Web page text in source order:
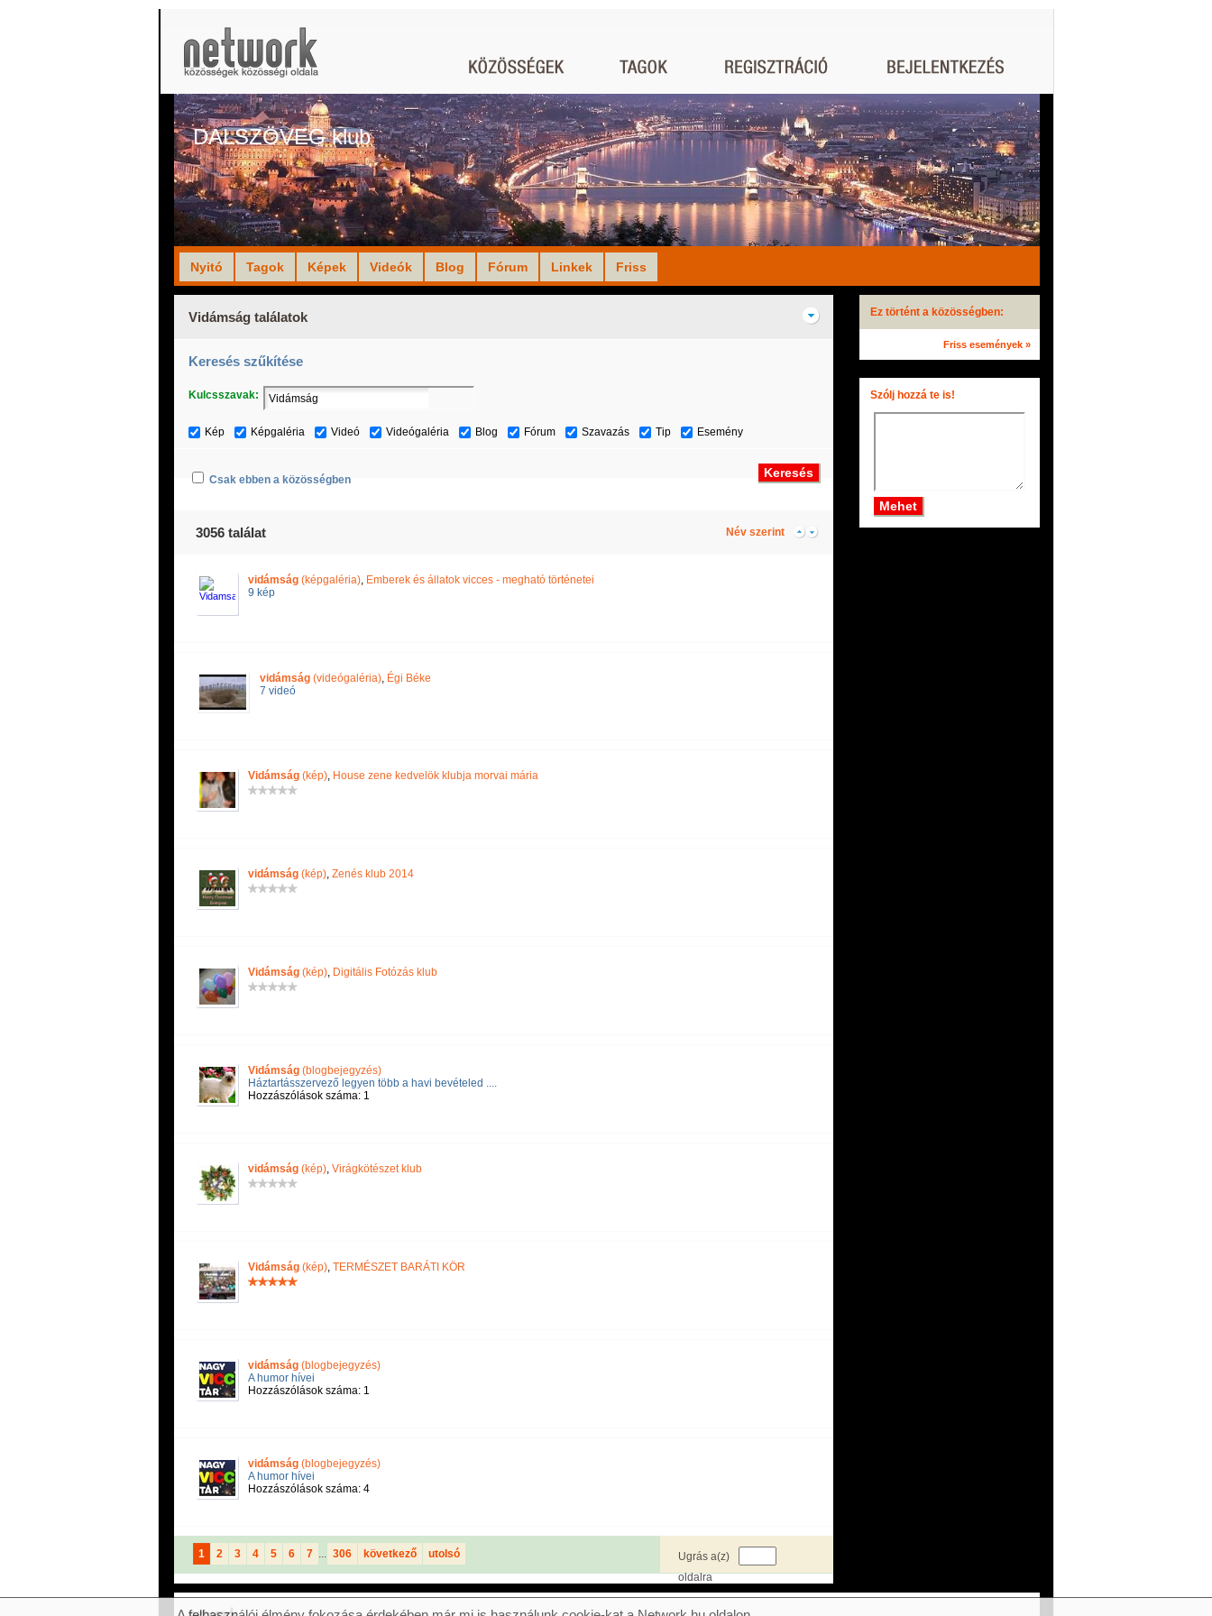
DALSZÖVEG klub
Nyitó Tagok Képek Videók Blog Fórum Linkek Friss
Vidámság találatok
Keresés szűkítése
Kulcsszavak:
Kép Képgaléria Videó Videógaléria Blog Fórum Szavazás Tip Esemény
Csak ebben a közösségben
3056 találat Név szerint
vidámság (képgaléria), Emberek és állatok vicces - megható történetei
9 kép
vidámság (videógaléria), Égi Béke
7 videó
Vidámság (kép), House zene kedvelök klubja morvai mária
vidámság (kép), Zenés klub 2014
Vidámság (kép), Digitális Fotózás klub
Vidámság (blogbejegyzés)
Háztartásszervező legyen több a havi bevételed ....
Hozzászólások száma: 1
vidámság (kép), Virágkötészet klub
Vidámság (kép), TERMÉSZET BARÁTI KÖR
vidámság (blogbejegyzés)
A humor hívei
Hozzászólások száma: 1
vidámság (blogbejegyzés)
A humor hívei
Hozzászólások száma: 4
Ugrás a(z)
oldalra
1 2 3 4 5 6 7 ... 306 következő utolsó
Ez történt a közösségben:
Friss események »
Szólj hozzá te is!